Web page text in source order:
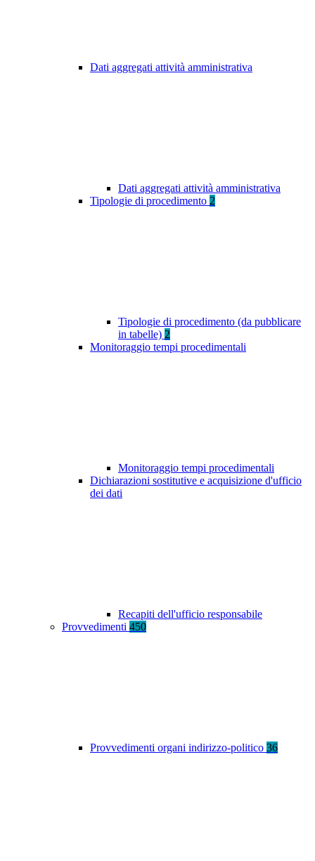
Dati aggregati attività amministrativa
Dati aggregati attività amministrativa
Tipologie di procedimento 2
Tipologie di procedimento (da pubblicare
in tabelle) 2
Monitoraggio tempi procedimentali
Monitoraggio tempi procedimentali
Dichiarazioni sostitutive e acquisizione d'ufficio
dei dati
Recapiti dell'ufficio responsabile
Provvedimenti 450
Provvedimenti organi indirizzo-politico 36